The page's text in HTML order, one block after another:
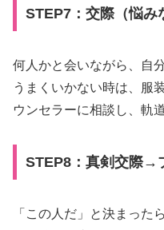
STEP7：交際（悩み
何人かと会いながら、自
うまくいかない時は、服
ウンセラーに相談し、軌
STEP8：真剣交際→
「この人だ」と決まった